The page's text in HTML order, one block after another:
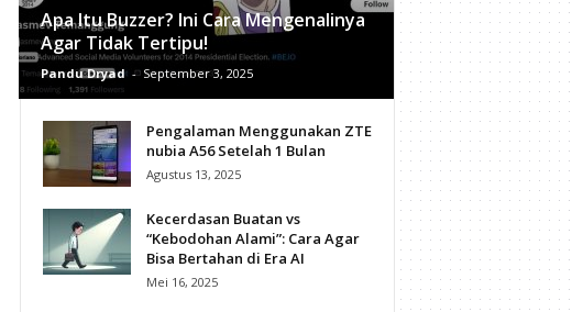
Apa Itu Buzzer? Ini Cara Mengenalinya
Agar Tidak Tertipu!
Pandu Dryad - September 3, 2025
Pengalaman Menggunakan ZTE
nubia A56 Setelah 1 Bulan
Agustus 13, 2025
Kecerdasan Buatan vs
“Kebodohan Alami”: Cara Agar
Bisa Bertahan di Era AI
Mei 16, 2025